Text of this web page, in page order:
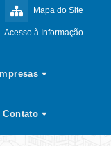
Mapa do Site
Acesso à Informação
Contato